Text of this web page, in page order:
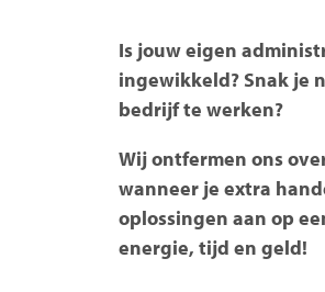
Is jouw eigen
ingewikkeld? Snak je
bedrijf te werken?
Wij ontfermen ons
wanneer je extra
oplossingen aan op
energie, tijd en geld!